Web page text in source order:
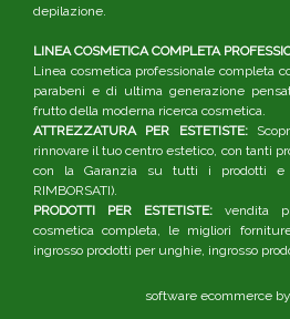
depilazione.
LINEA COSMETICA COMPLETA
Linea cosmetica professionale completa
parabeni e di ultima generazione
frutto della moderna ricerca cosmetica.
ATTREZZATURA PER ESTETISTE:
rinnovare il tuo centro estetico, con tanti
con la Garanzia su tutti i prodotti e il
RIMBORSATI).
PRODOTTI PER ESTETISTE: vendita
cosmetica completa, le migliori
ingrosso prodotti per unghie, ingrosso
software ecommerce by